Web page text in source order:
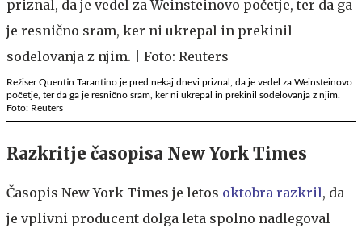
Režiser Quentin Tarantino je pred nekaj dnevi priznal, da je vedel za Weinsteinovo
početje, ter da ga je resnično sram, ker ni ukrepal in prekinil sodelovanja z njim.
Foto: Reuters
Razkritje časopisa New York Times
Časopis New York Times je letos oktobra razkril, da
je vplivni producent dolga leta spolno nadlegoval